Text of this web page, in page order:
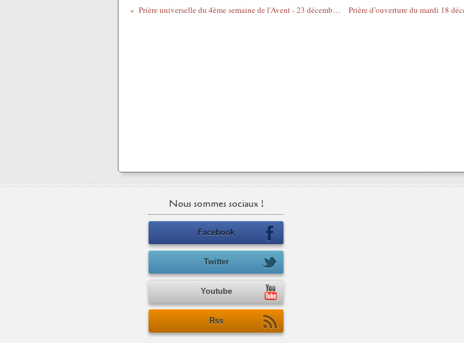
Prière universelle du 4ème semaine de l'Avent - 23 décembre 2012
Nous sommes sociaux !
Facebook
Twitter
Youtube
Rss